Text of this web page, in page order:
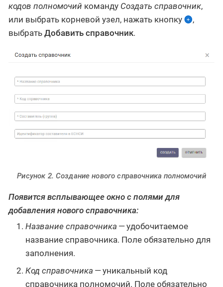
кодов полномочий команду Создать справочник,
или выбрать корневой узел, нажать кнопку
,
выбрать Добавить справочник.
Рисунок 2. Создание нового справочника полномочий
Появится всплывающее окно с полями для
добавления нового справочника:
Название справочника — удобочитаемое
название справочника. Поле обязательно для
заполнения.
Код справочника — уникальный код
справочника полномочий. Поле обязательно